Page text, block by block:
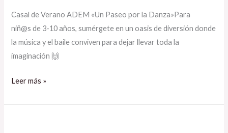
Casal de Verano ADEM «Un Paseo por la Danza»Para
niñ@s de 3-10 años, sumérgete en un oasis de diversión donde
la música y el baile conviven para dejar llevar toda la
imaginación 🙌
Leer más »